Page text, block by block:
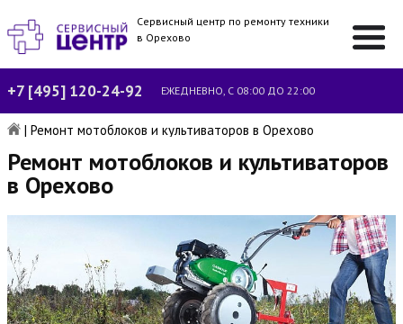
Сервисный центр по ремонту техники
в Орехово
+7 [495] 120-24-92 ЕЖЕДНЕВНО, С 08:00 ДО 22:00
| Ремонт мотоблоков и культиваторов в Орехово
Ремонт мотоблоков и культиваторов
в Орехово